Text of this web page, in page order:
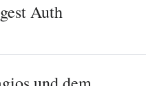
Auth